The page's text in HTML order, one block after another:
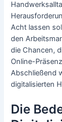
Acht lassen
den
die Chancen,
Online-
Abschließend
digitalisierten
Die